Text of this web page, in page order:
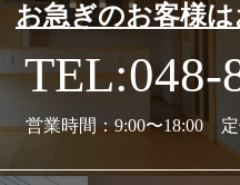
お急ぎのお客様
TEL:048-
営業時間：9:00〜18:00